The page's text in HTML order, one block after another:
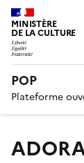
MINISTÈRE
DE LA CULTURE
POP
Plateforme
ADORATION